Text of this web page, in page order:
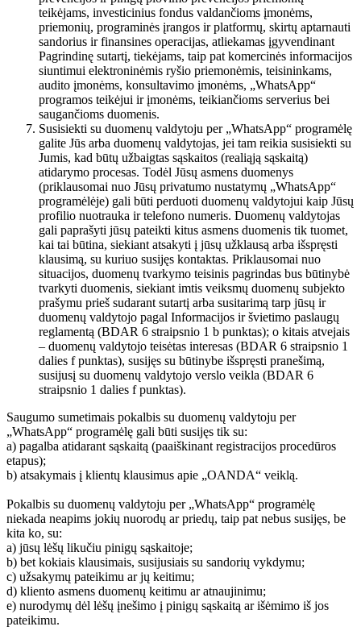
teikėjams, investicinius fondus valdančioms įmonėms,
priemonių, programinės įrangos ir platformų, skirtų aptarnauti
sandorius ir finansines operacijas, atliekamas įgyvendinant
Pagrindinę sutartį, tiekėjams, taip pat komercinės informacijos
siuntimui elektroninėmis ryšio priemonėmis, teisininkams,
audito įmonėms, konsultavimo įmonėms, „WhatsApp“
programos teikėjui ir įmonėms, teikiančioms serverius bei
saugančioms duomenis.
Susisiekti su duomenų valdytoju per „WhatsApp“ programėlę
galite Jūs arba duomenų valdytojas, jei tam reikia susisiekti su
Jumis, kad būtų užbaigtas sąskaitos (realiąją sąskaitą)
atidarymo procesas. Todėl Jūsų asmens duomenys
(priklausomai nuo Jūsų privatumo nustatymų „WhatsApp“
programėlėje) gali būti perduoti duomenų valdytojui kaip Jūsų
profilio nuotrauka ir telefono numeris. Duomenų valdytojas
gali paprašyti jūsų pateikti kitus asmens duomenis tik tuomet,
kai tai būtina, siekiant atsakyti į jūsų užklausą arba išspręsti
klausimą, su kuriuo susijęs kontaktas. Priklausomai nuo
situacijos, duomenų tvarkymo teisinis pagrindas bus būtinybė
tvarkyti duomenis, siekiant imtis veiksmų duomenų subjekto
prašymu prieš sudarant sutartį arba susitarimą tarp jūsų ir
duomenų valdytojo pagal Informacijos ir švietimo paslaugų
reglamentą (BDAR 6 straipsnio 1 b punktas); o kitais atvejais
– duomenų valdytojo teisėtas interesas (BDAR 6 straipsnio 1
dalies f punktas), susijęs su būtinybe išspręsti pranešimą,
susijusį su duomenų valdytojo verslo veikla (BDAR 6
straipsnio 1 dalies f punktas).
Saugumo sumetimais pokalbis su duomenų valdytoju per
„WhatsApp“ programėlę gali būti susijęs tik su:
a) pagalba atidarant sąskaitą (paaiškinant registracijos procedūros
etapus);
b) atsakymais į klientų klausimus apie „OANDA“ veiklą.
Pokalbis su duomenų valdytoju per „WhatsApp“ programėlę
niekada neapims jokių nuorodų ar priedų, taip pat nebus susijęs, be
kita ko, su:
a) jūsų lėšų likučiu pinigų sąskaitoje;
b) bet kokiais klausimais, susijusiais su sandorių vykdymu;
c) užsakymų pateikimu ar jų keitimu;
d) kliento asmens duomenų keitimu ar atnaujinimu;
e) nurodymų dėl lėšų įnešimo į pinigų sąskaitą ar išėmimo iš jos
pateikimu.